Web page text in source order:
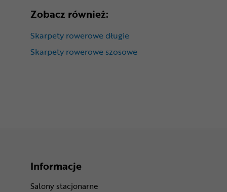
Zobacz również:
Skarpety rowerowe długie
Skarpety rowerowe szosowe
Informacje
Salony stacjonarne